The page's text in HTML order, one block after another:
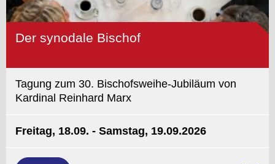
Der synodale Bischof
Tagung zum 30. Bischofsweihe-Jubiläum von
Kardinal Reinhard Marx
Freitag, 18.09. - Samstag, 19.09.2026